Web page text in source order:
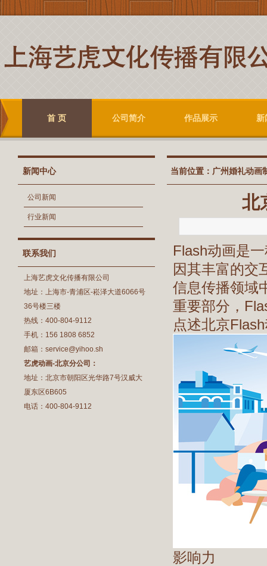
首 页 公司简介 作品展示 新
新闻中心
公司新闻
行业新闻
联系我们
上海艺虎文化传播有限公司
地址：上海市-青浦区-崧泽大道6066号
36号楼三楼
热线：400-804-9112
手机：156 1808 6852
邮箱：service@yihoo.sh
艺虎动画-北京分公司：
地址：北京市朝阳区光华路7号汉威大
厦东区6B605
电话：400-804-9112
当前位置： 广州婚礼动画
北
Flash动画是
因其丰富的交
信息传播领域
重要部分，
点述北京
影响力